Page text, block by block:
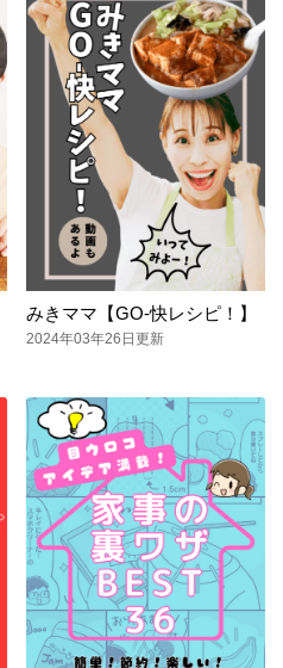
みきママ【GO-快レシピ！】
2024年03年26日更新